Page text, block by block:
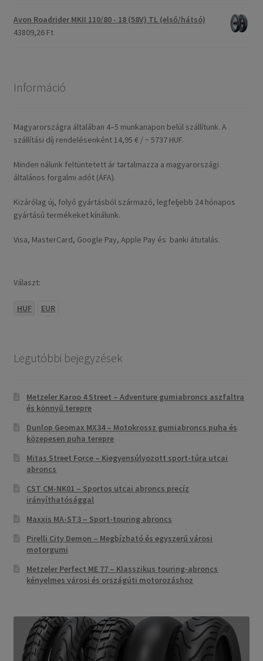
Avon Roadrider MKII 110/80 - 18 (58V) TL (első/hátsó)
43809,26 Ft
Információ
Magyarországra általában 4–5 munkanapon belül szállítunk. A
szállítási díj rendelésenként 14,95 € / ~ 5737 HUF.
Minden nálunk feltüntetett ár tartalmazza a magyarországi
általános forgalmi adót (ÁFA).
Kizárólag új, folyó gyártásból származó, legfeljebb 24 hónapos
gyártású termékeket kínálunk.
Visa, MasterCard, Google Pay, Apple Pay és banki átutalás.
Választ:
HUF EUR
Legutóbbi bejegyzések
Metzeler Karoo 4 Street – Adventure gumiabroncs aszfaltra
és könnyű terepre
Dunlop Geomax MX34 – Motokrossz gumiabroncs puha és
közepesen puha terepre
Mitas Street Force – Kiegyensúlyozott sport-túra utcai
abroncs
CST CM-NK01 – Sportos utcai abroncs precíz
irányíthatósággal
Maxxis MA-ST3 – Sport-touring abroncs
Pirelli City Demon – Megbízható és egyszerű városi
motorgumi
Metzeler Perfect ME 77 – Klasszikus touring-abroncs
kényelmes városi és országúti motorozáshoz